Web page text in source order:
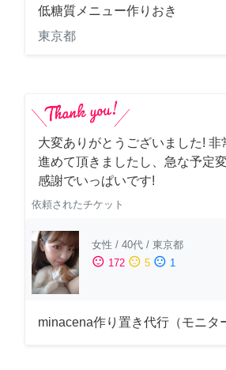
低糖質メニュー作りおき
東京都
大変ありがとうございました! 非
進めて頂きましたし、急な予定
感謝でいっぱいです!
依頼されたチケット
女性 / 40代 / 東京都
sentiment_satisfied 172 sentiment_neutral 5 sentiment_dissatisfied 1
minacena作り置き代行（モニタ